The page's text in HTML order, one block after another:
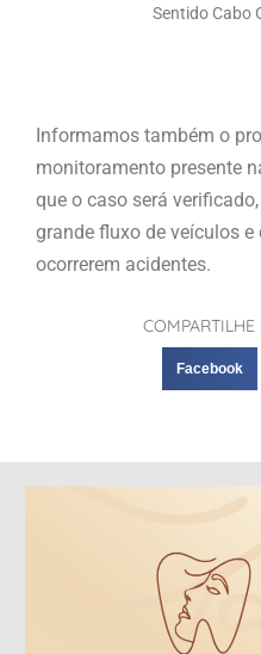
Sentido Cabo
Informamos também o
monitoramento presente
que o caso será
grande fluxo de veículos
ocorrerem acidentes.
COMPARTILHE
Facebook